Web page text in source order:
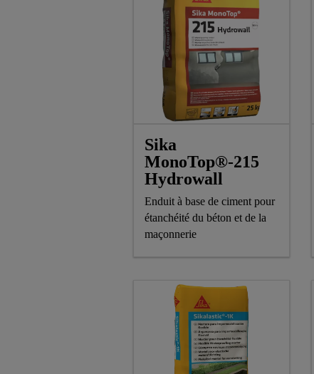
Sika
MonoTop®-215
Hydrowall
Enduit à base de ciment pour
étanchéité du béton et de la
maçonnerie